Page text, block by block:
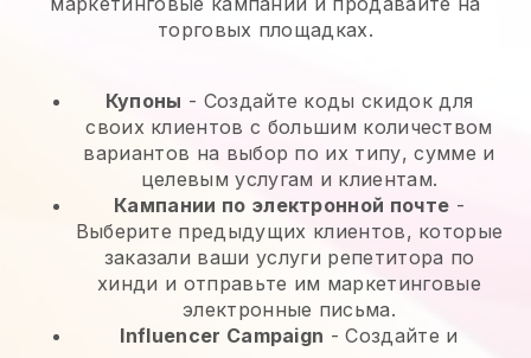
торговых площадках.
Купоны - Создайте коды скидок для
своих клиентов с большим количеством
вариантов на выбор по их типу, сумме и
целевым услугам и клиентам.
Кампании по электронной почте -
Выберите предыдущих клиентов, которые
заказали ваши услуги репетитора по
хинди и отправьте им маркетинговые
электронные письма.
Influencer Campaign - Создайте и